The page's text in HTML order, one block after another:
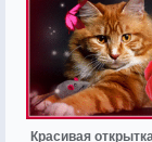
Красивая